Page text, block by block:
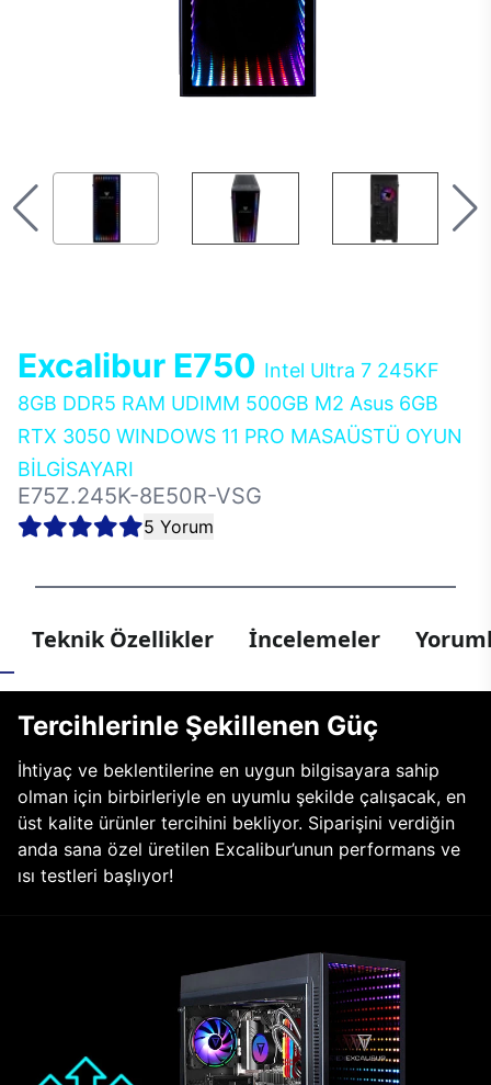
Excalibur E750 Intel Ultra 7 245KF
8GB DDR5 RAM UDIMM 500GB M2 Asus 6GB
RTX 3050 WINDOWS 11 PRO MASAÜSTÜ OYUN
BİLGİSAYARI
E75Z.245K-8E50R-VSG
5 Yorum
Teknik Özellikler İncelemeler
Tercihlerinle Şekillenen Güç
İhtiyaç ve beklentilerine en uygun bilgisayara sahip
olman için birbirleriyle en uyumlu şekilde çalışacak, en
üst kalite ürünler tercihini bekliyor. Siparişini verdiğin
anda sana özel üretilen Excalibur’unun performans ve
ısı testleri başlıyor!